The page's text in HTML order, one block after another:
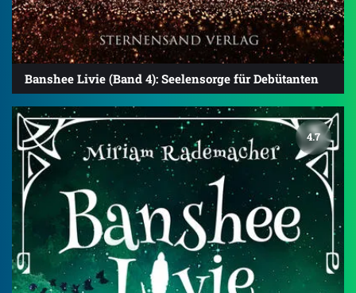
Banshee Livie (Band 4): Seelensorge für Debütanten
4.7